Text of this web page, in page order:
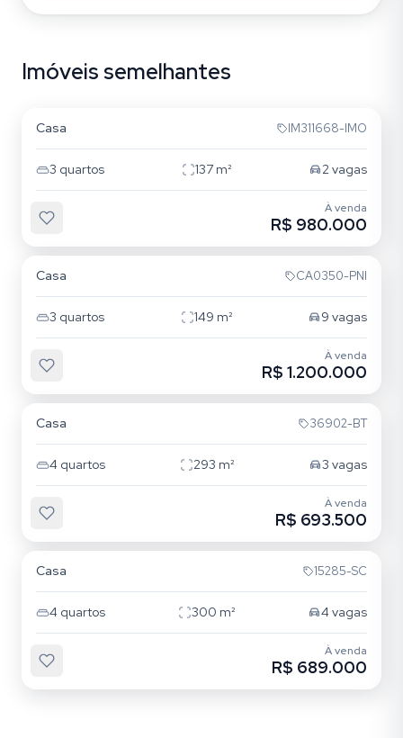
Imóveis semelhantes
Rubem Berta
Casa IM311668-IMO
3 quartos 137 m² 2vagas
À venda
R$ 980.000
Casa CA0350-PNI
3 quartos 149 m² 9 vagas
À venda
R$ 1.200.000
Casa 36902-BT
4 quartos 293 m² 3 vagas
À venda
R$ 693.500
Casa 15285-SC
4 quartos 300 m² 4 vagas
À venda
R$ 689.000